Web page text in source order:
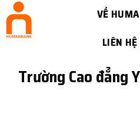
VỀ
LIÊN HỆ
Trường Cao đẳng